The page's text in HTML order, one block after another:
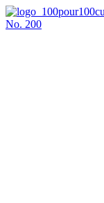
No. 200